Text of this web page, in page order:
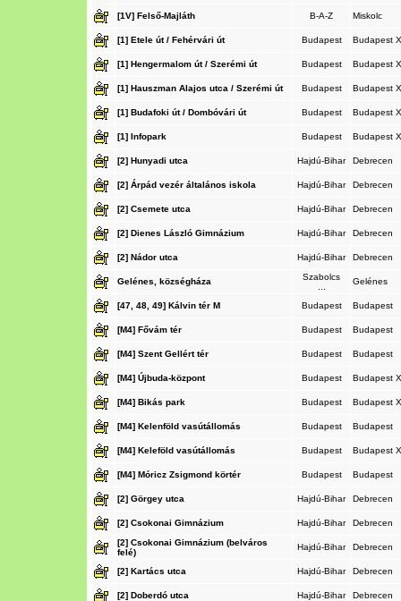
[1V] Felső-Majláth B-A-Z Miskolc
[1] Etele út / Fehérvári út Budapest Budapest
[1] Hengermalom út / Szerémi út Budapest Budapest
[1] Hauszman Alajos utca / Szerémi út Budapest Budapest
[1] Budafoki út / Dombóvári út Budapest Budapest
[1] Infopark Budapest Budapest
[2] Hunyadi utca Hajdú-Bihar Debrecen
[2] Árpád vezér általános iskola Hajdú-Bihar Debrecen
[2] Csemete utca Hajdú-Bihar Debrecen
[2] Dienes László Gimnázium Hajdú-Bihar Debrecen
[2] Nádor utca Hajdú-Bihar Debrecen
Gelénes, községháza
Szabolcs
Gelénes
[47, 48, 49] Kálvin tér M Budapest Budapest
[M4] Fővám tér Budapest Budapest
[M4] Szent Gellért tér Budapest Budapest
[M4] Újbuda-központ Budapest Budapest
[M4] Bikás park Budapest Budapest
[M4] Kelenföld vasútállomás Budapest Budapest
[M4] Keleföld vasútállomás Budapest Budapest
[M4] Móricz Zsigmond körtér Budapest Budapest
[2] Görgey utca Hajdú-Bihar Debrecen
[2] Csokonai Gimnázium Hajdú-Bihar
Debrecen
[2] Csokonai Gimnázium (belváros
felé)
Hajdú-Bihar Debrecen
[2] Kartács utca Hajdú-Bihar Debrecen
[2] Doberdó utca Hajdú-Bihar Debrecen